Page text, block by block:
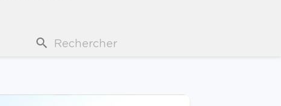
search